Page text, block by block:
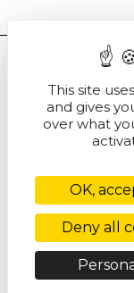
© Société
This site
and gives
over what
OK,
Deny all